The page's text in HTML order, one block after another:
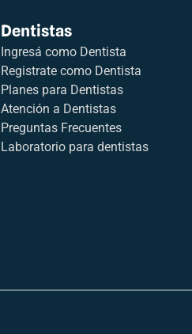
Dentistas
Ingresá como Dentista
Registrate como Dentista
Planes para Dentistas
Atención a Dentistas
Preguntas Frecuentes
Laboratorio para dentistas